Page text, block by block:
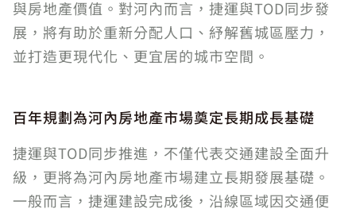
與房地產價值。對河內而言，捷運與TOD同步發
展，將有助於重新分配人口、紓解舊城區壓力，
並打造更現代化、更宜居的城市空間。
百年規劃為河內房地產市場奠定長期成長基礎
捷運與TOD同步推進，不僅代表交通建設全面升
級，更將為河內房地產市場建立長期發展基礎。
一般而言，捷運建設完成後，沿線區域因交通便